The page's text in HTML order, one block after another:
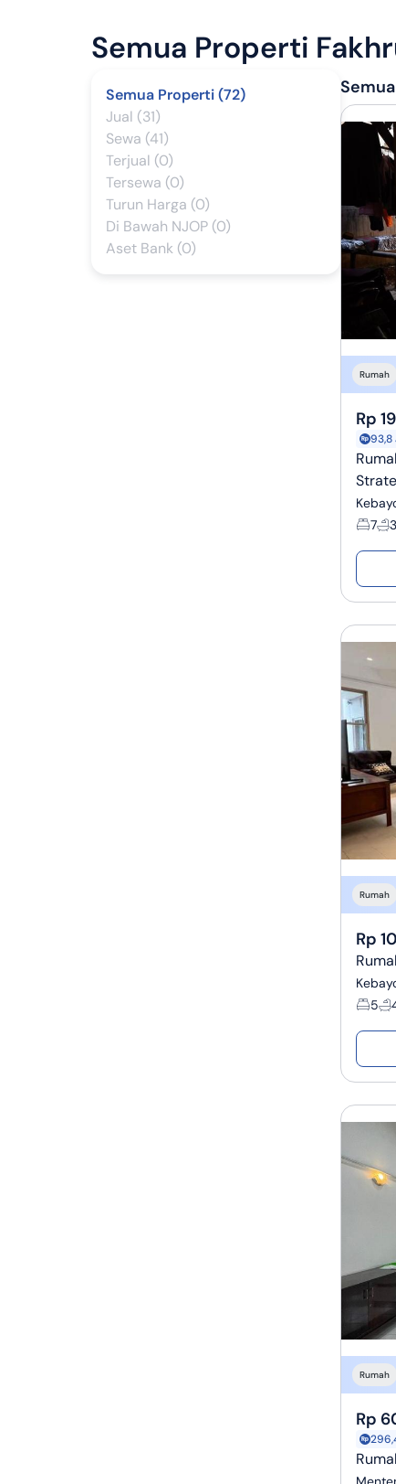
Semua Properti
Semua Properti (72)
Jual (31)
Sewa (41)
Terjual (0)
Tersewa (0)
Turun Harga (0)
Di Bawah NJOP (0)
Aset Bank (0)
Rumah
Rp
93,8
7
3
Rumah
Rp
5
Rumah
Rp